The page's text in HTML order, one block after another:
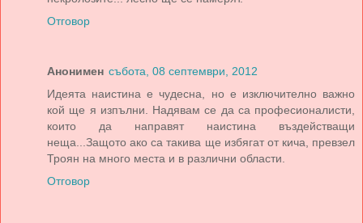
Отговор
Анонимен събота, 08 септември, 2012
Идеята наистина е чудесна, но е изключително важно
кой ще я изпълни. Надявам се да са професионалисти,
които да направят наистина въздействащи
неща...Защото ако са такива ще избягат от кича, превзел
Троян на много места и в различни области.
Отговор